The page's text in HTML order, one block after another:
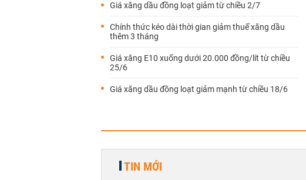
Giá xăng dầu đồng loạt giảm từ chiều 2/7
Chính thức kéo dài thời gian giảm thuế xăng dầu
thêm 3 tháng
Giá xăng E10 xuống dưới 20.000 đồng/lít từ chiều
25/6
Giá xăng dầu đồng loạt giảm mạnh từ chiều 18/6
TIN MỚI